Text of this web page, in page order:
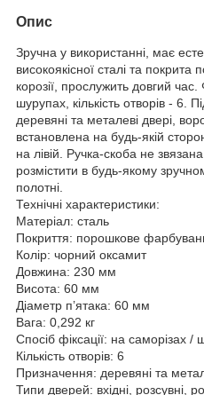
Опис
Зручна у використанні, має
високоякісної сталі та
корозії, прослужить довгий
шурупах, кількість отворів - 6.
деревяні та металеві двері,
встановлена на будь-якій
на лівій. Ручка-скоба не
розмістити в будь-якому
полотні.
Технічні характеристики:
Матеріал: сталь
Покриття: порошкове
Колір: чорний оксамит
Довжина: 230 мм
Висота: 60 мм
Діаметр п’ятака: 60 мм
Вага: 0,292 кг
Спосіб фіксації: на саморізах /
Кількість отворів: 6
Призначення: деревяні та
Типи дверей: вхідні, розсувні,